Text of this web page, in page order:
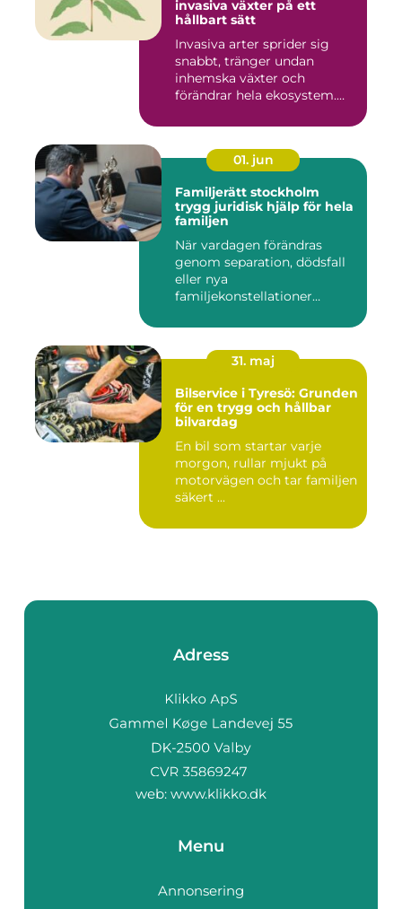
invasiva växter på ett
hållbart sätt
Invasiva arter sprider sig
snabbt, tränger undan
inhemska växter och
förändrar hela ekosystem.
01. jun
Familjerätt stockholm
trygg juridisk hjälp för hela
familjen
När vardagen förändras
genom separation, dödsfall
eller nya
familjekonstellationer
31. maj
Bilservice i Tyresö: Grunden
för en trygg och hållbar
bilvardag
En bil som startar varje
morgon, rullar mjukt på
motorvägen och tar familjen
säkert ...
Adress
web: www.klikko.dk
Menu
Annonsering